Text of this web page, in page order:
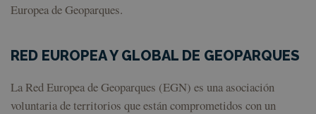
Europea de Geoparques.
RED EUROPEA Y GLOBAL DE GEOPARQUES
La Red Europea de Geoparques (EGN) es una asociación
voluntaria de territorios que están comprometidos con un